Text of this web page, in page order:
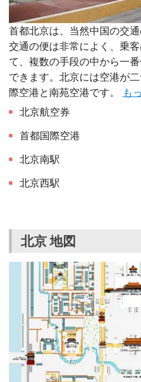
首都北京は、当然中国の交
交通の便は非常によく、乗
て、複数の手段の中から一
できます。北京には空港が
際空港と南苑空港です。
も
北京航空券
首都国際空港
北京南駅
北京西駅
北京 地図